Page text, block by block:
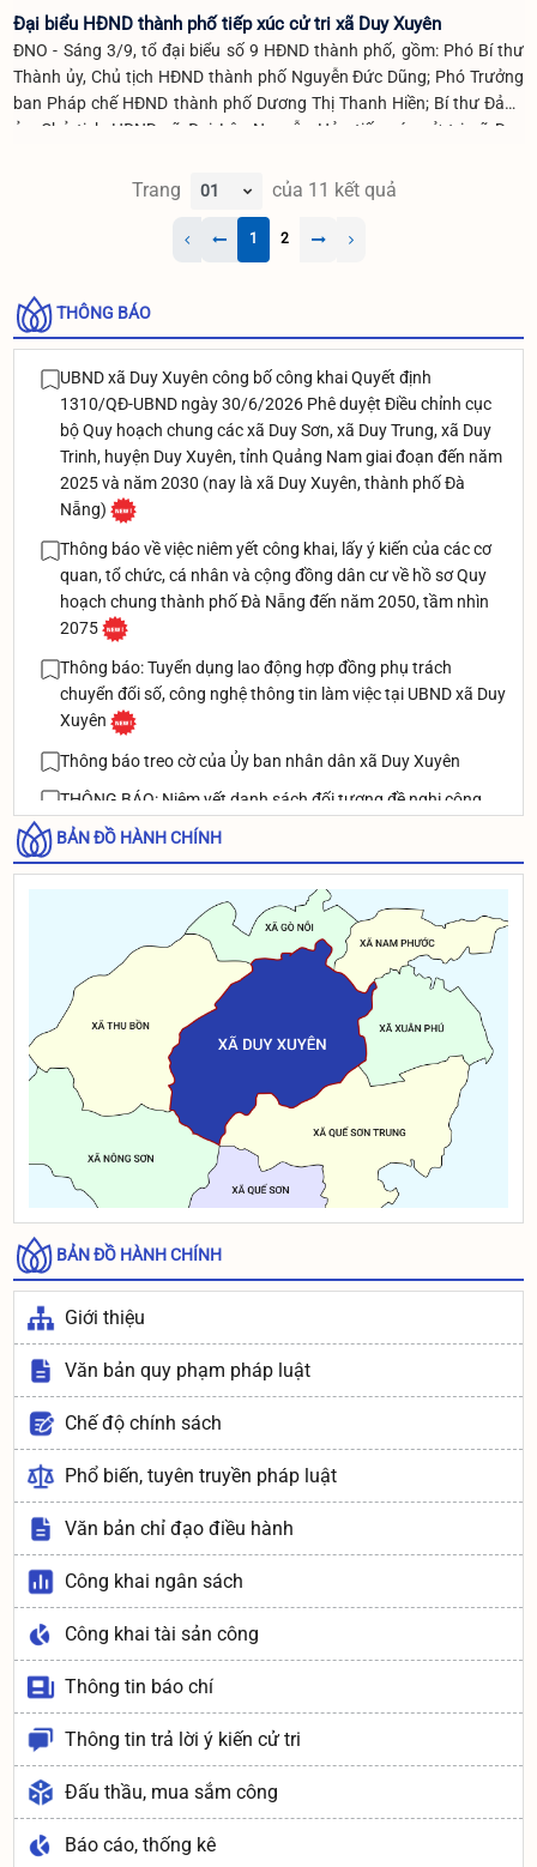
Đại biểu HĐND thành phố tiếp xúc cử tri xã Duy Xuyên
ĐNO - Sáng 3/9, tổ đại biểu số 9 HĐND thành phố, gồm: Phó Bí thư
Thành ủy, Chủ tịch HĐND thành phố Nguyễn Đức Dũng; Phó Trưởng
ban Pháp chế HĐND thành phố Dương Thị Thanh Hiền; Bí thư Đảng
ủy, Chủ tịch HĐND xã Đại Lộc Nguyễn Hảo tiếp xúc cử tri xã Duy
Trang của 11 kết quả
1 2
THÔNG BÁO
UBND xã Duy Xuyên công bố công khai Quyết định
1310/QĐ-UBND ngày 30/6/2026 Phê duyệt Điều chỉnh cục
bộ Quy hoạch chung các xã Duy Sơn, xã Duy Trung, xã Duy
Trinh, huyện Duy Xuyên, tỉnh Quảng Nam giai đoạn đến năm
2025 và năm 2030 (nay là xã Duy Xuyên, thành phố Đà
Nẵng)
Thông báo về việc niêm yết công khai, lấy ý kiến của các cơ
quan, tổ chức, cá nhân và cộng đồng dân cư về hồ sơ Quy
hoạch chung thành phố Đà Nẵng đến năm 2050, tầm nhìn
2075
Thông báo: Tuyển dụng lao động hợp đồng phụ trách
chuyển đổi số, công nghệ thông tin làm việc tại UBND xã Duy
Xuyên
Thông báo treo cờ của Ủy ban nhân dân xã Duy Xuyên
THÔNG BÁO: Niêm yết danh sách đối tượng đề nghị công
nhận và giải quyết chế đệ thương binh theo Nghị định
Thông báo rà soát danh sách người dân đủ điều kiện để cấp
BHYT xã An toàn khu của xã Duy Xuyên
Thông báo: Niêm yết Danh sách đối tượng đề nghị công
nhận và giải quyết chế độ thương binh theo Nghị định
131/2021/NĐ-CP của chính phủ
Thông báo: Niêm yết Danh sách đối tượng đề nghị công
nhận và giải quyết chế độ thương binh theo Nghị định
131/2021/NĐ-CP của chính phủ
BẢN ĐỒ HÀNH CHÍNH
BẢN ĐỒ HÀNH CHÍNH
Giới thiệu
Văn bản quy phạm pháp luật
Chế độ chính sách
Phổ biến, tuyên truyền pháp luật
Văn bản chỉ đạo điều hành
Công khai ngân sách
Công khai tài sản công
Thông tin báo chí
Thông tin trả lời ý kiến cử tri
Đấu thầu, mua sắm công
Báo cáo, thống kê